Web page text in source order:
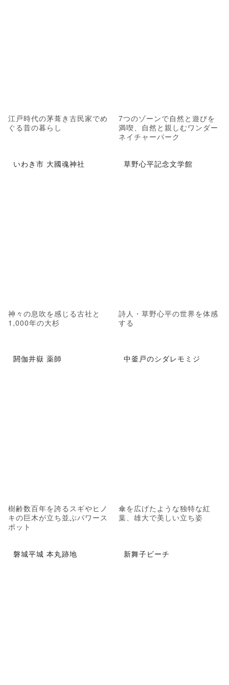
江戸時代の茅葺き古民家でめ
ぐる昔の暮らし
7つのゾーンで自然と遊びを
満喫、自然と親しむワンダー
ネイチャーパーク
いわき市 大國魂神社
神々の息吹を感じる古社と
1,000年の大杉
草野心平記念文学館
詩人・草野心平の世界を体感
する
閼伽井嶽 薬師
樹齢数百年を誇るスギやヒノ
キの巨木が立ち並ぶパワース
ポット
中釜戸のシダレモミジ
傘を広げたような独特な紅
葉、雄大で美しい立ち姿
磐城平城 本丸跡地 新舞子ビーチ